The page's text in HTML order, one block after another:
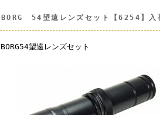
BORG 54望遠レンズセット【6254】入
BORG54望遠レンズセット